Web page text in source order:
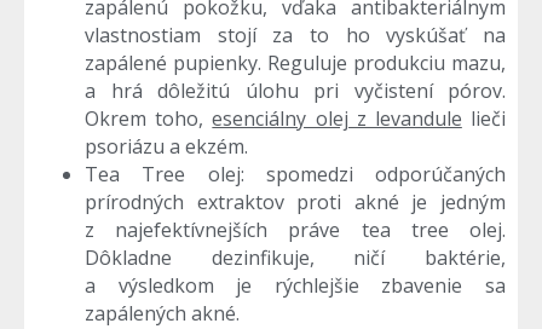
zapálenú pokožku, vďaka antibakteriálnym
vlastnostiam stojí za to ho vyskúšať na
zapálené pupienky. Reguluje produkciu mazu,
a hrá dôležitú úlohu pri vyčistení pórov.
Okrem toho,esenciálny olej z levandule lieči
psoriázu a ekzém.
Tea Tree olej: spomedzi odporúčaných
prírodných extraktov proti akné je jedným
z najefektívnejších práve tea tree olej.
Dôkladne dezinfikuje, ničí baktérie,
a výsledkom je rýchlejšie zbavenie sa
zapálených akné.